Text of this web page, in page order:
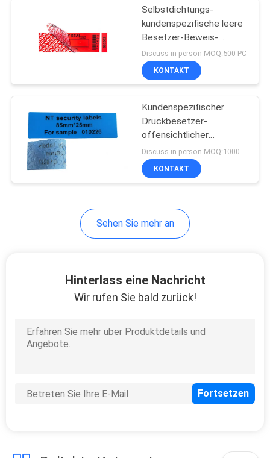
Selbstdichtungs-
kundenspezifische leere
Besetzer-Beweis-
Aufkleber-Garantie-
Sicherheit
Discuss in person MOQ:500 PC
KONTAKT
Kundenspezifischer
Druckbesetzer-
offensichtlicher
Aufkleber-nicht
Rückstand-Sicherheits-
Dichtungs-Aufkleber
Discuss in person MOQ:1000 PC
KONTAKT
Sehen Sie mehr an
Hinterlass eine Nachricht
Wir rufen Sie bald zurück!